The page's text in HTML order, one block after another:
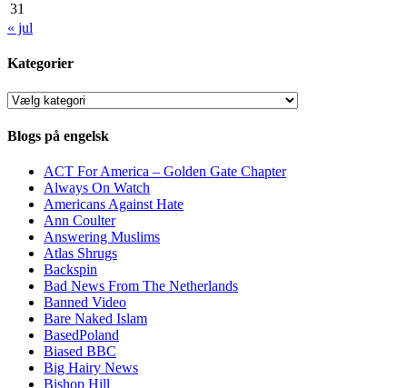
31
« jul
Kategorier
Kategorier
Blogs på engelsk
ACT For America – Golden Gate Chapter
Always On Watch
Americans Against Hate
Ann Coulter
Answering Muslims
Atlas Shrugs
Backspin
Bad News From The Netherlands
Banned Video
Bare Naked Islam
BasedPoland
Biased BBC
Big Hairy News
Bishop Hill